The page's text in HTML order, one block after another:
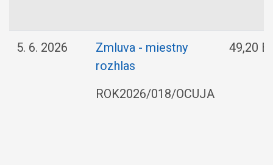
5. 6. 2026
Zmluva - miestny
rozhlas
ROK2026/018/OCUJA
49,20